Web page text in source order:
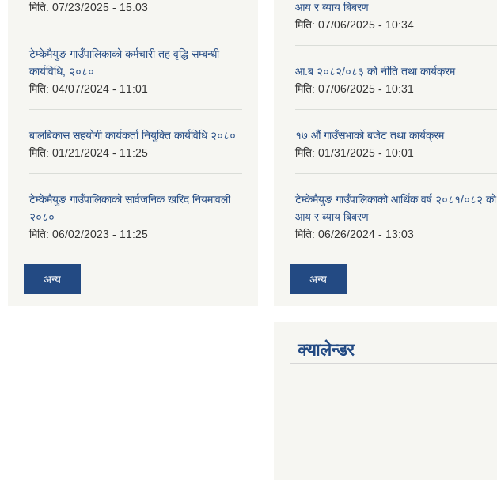
मिति: 07/23/2025 - 15:03
टेम्केमैयुङ गाउँपालिकाको कर्मचारी तह वृद्धि सम्बन्धी
कार्यविधि, २०८०
मिति: 04/07/2024 - 11:01
बालबिकास सहयोगी कार्यकर्ता नियुक्ति कार्यविधि २०८०
मिति: 01/21/2024 - 11:25
टेम्केमैयुङ गाउँपालिकाको सार्वजनिक खरिद नियमावली
२०८०
मिति: 06/02/2023 - 11:25
अन्य
आय र ब्याय बिबरण
मिति: 07/06/2025 - 10:34
आ.ब २०८२/०८३ को नीति तथा कार्यक्रम
मिति: 07/06/2025 - 10:31
१७ औं गाउँसभाको बजेट तथा कार्यक्रम
मिति: 01/31/2025 - 10:01
टेम्केमैयुङ गाउँपालिकाको आर्थिक वर्ष २०८१/०८२ को
आय र ब्याय बिबरण
मिति: 06/26/2024 - 13:03
अन्य
क्यालेन्डर